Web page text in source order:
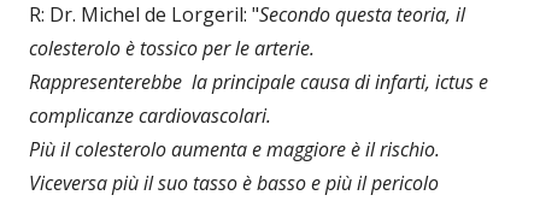
R: Dr. Michel de Lorgeril: "Secondo questa teoria, il
colesterolo è tossico per le arterie.
Rappresenterebbe la principale causa di infarti, ictus e
complicanze cardiovascolari.
Più il colesterolo aumenta e maggiore è il rischio.
Viceversa più il suo tasso è basso e più il pericolo